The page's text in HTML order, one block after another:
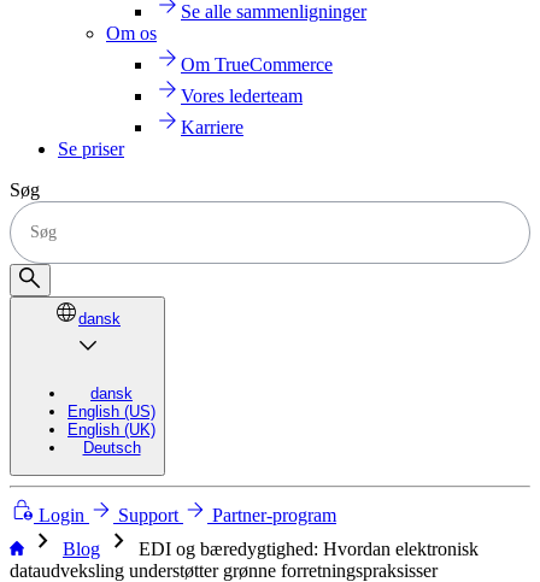
Se alle sammenligninger
Om os
Om TrueCommerce
Vores lederteam
Karriere
Se priser
Søg
dansk
dansk
English (US)
English (UK)
Deutsch
Login Support Partner-program
chevron_right Blog chevron_right
EDI og bæredygtighed: Hvordan elektronisk
dataudveksling understøtter grønne forretningspraksisser